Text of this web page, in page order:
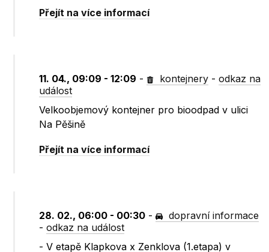
Přejít na více informací
11. 04., 09:09 - 12:09 - kontejnery -odkaz na
událost
Velkoobjemový kontejner pro bioodpad v ulici
Na Pěšině
Přejít na více informací
28. 02., 06:00 - 00:30 -
dopravní informace
-odkaz na událost
- V etapě Klapkova x Zenklova (1.etapa) v